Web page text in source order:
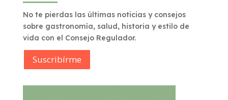
No te pierdas las últimas noticias y consejos
sobre gastronomía, salud, historia y estilo de
vida con el Consejo Regulador.
Suscribírme